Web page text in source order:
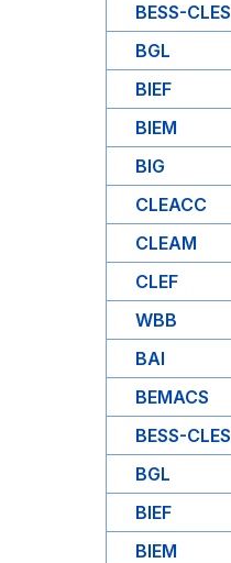
BESS-CLES
BGL
BIEF
BIEM
BIG
CLEACC
CLEAM
CLEF
WBB
BAI
BEMACS
BESS-CLES
BGL
BIEF
BIEM